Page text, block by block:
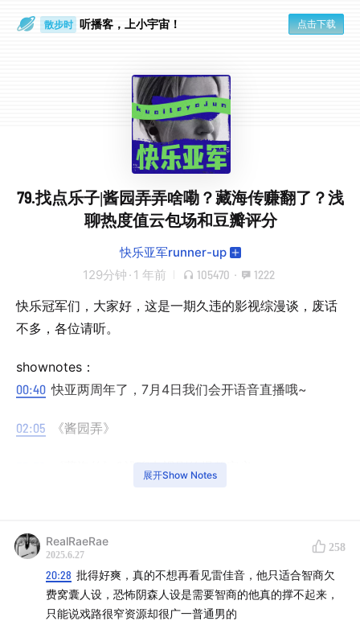
散步时 听播客，上小宇宙！ 点击下载
79.找点乐子|酱园弄弄啥嘞？藏海传赚翻了？浅
聊热度值云包场和豆瓣评分
快乐亚军runner-up
129分钟 · 1 年前 105470 · 1222
快乐冠军们，大家好，这是一期久违的影视综漫谈，废话
不多，各位请听。
shownotes：
00:40 快亚两周年了，7月4日我们会开语音直播哦~
02:05 《酱园弄》
《藏海传》&浅聊电视剧的爆款定义
《七根心简》
1:37:08 《折腰》
展开Show Notes
RealRaeRae
2025.6.27
258
20:28 批得好爽，真的不想再看见雷佳音，他只适合智商欠
费窝囊人设，恐怖阴森人设是需要智商的他真的撑不起来，
只能说戏路很窄资源却很广一普通男的